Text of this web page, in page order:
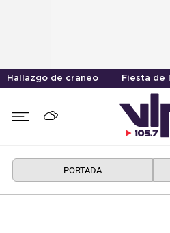
Hallazgo de craneo Fiesta de
PORTADA